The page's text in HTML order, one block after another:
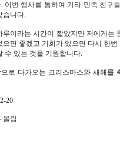
. 이번 행사를 통하여 기타 민족 친구
습니다.
루이라는 시간이 짧았지만 저에게는
으면 좋겠고 기회가 있으면 다시 한
수 있는 것을 기원합니다.
으로 다가오는 크리스마스와 새해를
20
올림